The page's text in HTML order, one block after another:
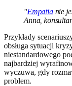
"Empatianie
Anna,
Przykłady
obsługa sytuacji
niestandardowego
najbardziej
wyczuwa, gdy
problem.